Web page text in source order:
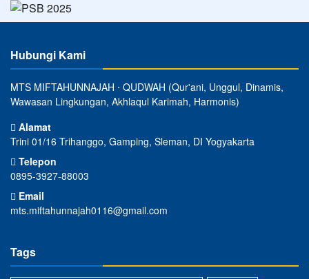
Hubungi Kami
MTS MIFTAHUNNAJAH ⋅ QUDWAH (Qur'ani, Unggul, Dinamis,
Wawasan Lingkungan, Akhlaqul Karimah, Harmonis)
Alamat
Trini 01/16 Trihanggo, Gamping, Sleman, DI Yogyakarta
Telepon
0895-3927-88003
Email
mts.miftahunnajah0116@gmail.com
Tags